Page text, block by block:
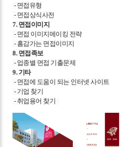
- 면접유형
- 면접상식사전
7. 면접이미지
- 면접 이미지메이킹 전략
- 홈감가는 면접이미지
8. 면접족보
- 업종별 면접 기출문제
9. 기타
- 면접에 도움이 되는 인터넷 사이트
- 기업 찾기
- 취업용어 찾기